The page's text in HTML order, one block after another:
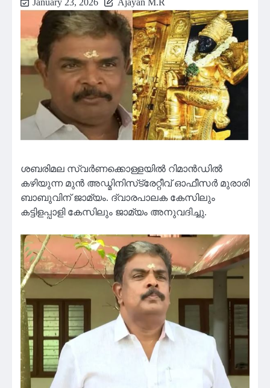
January 23, 2026 Ajayan M.R
ശബരിമല സ്വർണക്കൊള്ളയിൽ റിമാൻഡിൽ
കഴിയുന്ന മുൻ അഡ്മിനിസ്‌ട്രേറ്റീവ് ഓഫീസർ മുരാരി
ബാബുവിന് ജാമ്യം. ദ്വാരപാലക കേസിലും
കട്ടിളപ്പാളി കേസിലും ജാമ്യം അനുവദിച്ചു.